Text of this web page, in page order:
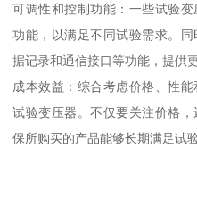
可调性和控制功能：一些试验
功能，以满足不同试验需求。
据记录和通信接口等功能，提供
成本效益：综合考虑价格、性
试验变压器。不仅要关注价格
保所购买的产品能够长期满足试验